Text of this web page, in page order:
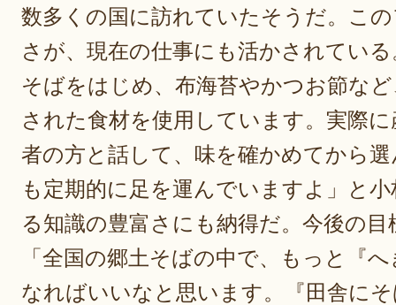
数多くの国に訪れていたそうだ。こ
さが、現在の仕事にも活かされてい
そばをはじめ、布海苔やかつお節な
された食材を使用しています。実際
者の方と話して、味を確かめてから
も定期的に足を運んでいますよ」と
る知識の豊富さにも納得だ。今後の
「全国の郷土そばの中で、もっと『
なればいいなと思います。『田舎に